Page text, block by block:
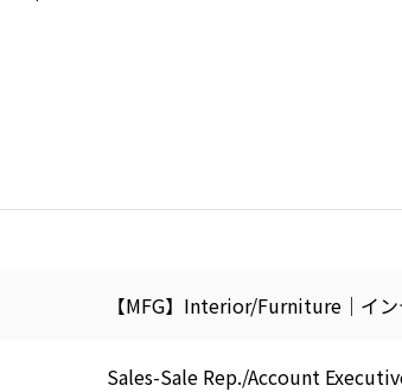
【MFG】Interior/Furniture｜イ
Sales-Sale Rep./Account